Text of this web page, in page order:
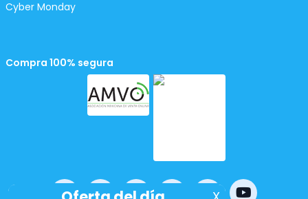
Cyber Monday
Compra 100% segura